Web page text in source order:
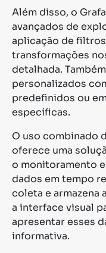
Além disso, o
avançados de
aplicação de
transformações
detalhada.
personalizados
predefinidos ou
específicas.
O uso combinado
oferece uma
o monitoramento
dados em tempo
coleta e armazena
a interface visual
apresentar esses
informativa.